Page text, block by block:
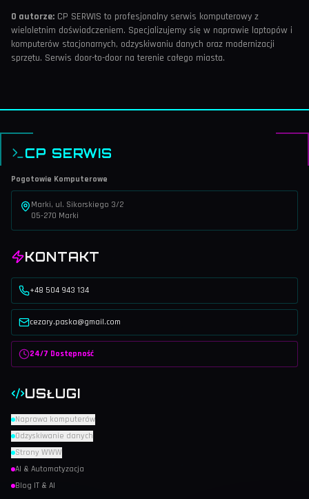
O autorze: CP SERWIS to profesjonalny serwis komputerowy z
wieloletnim doświadczeniem. Specjalizujemy się w naprawie laptopów i
komputerów stacjonarnych, odzyskiwaniu danych oraz modernizacji
sprzętu. Serwis door-to-door na terenie całego miasta.
CP SERWIS
Pogotowie Komputerowe
Marki, ul. Sikorskiego 3/2
05-270 Marki
KONTAKT
+48 504 943 134
cezary.paska@gmail.com
24/7 Dostępność
USŁUGI
Naprawa komputerów
Odzyskiwanie danych
Strony WWW
AI & Automatyzacja
Blog IT & AI